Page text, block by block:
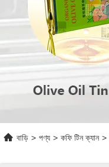
বাড়ি > পণ্য > কফি টিন ক্যান >